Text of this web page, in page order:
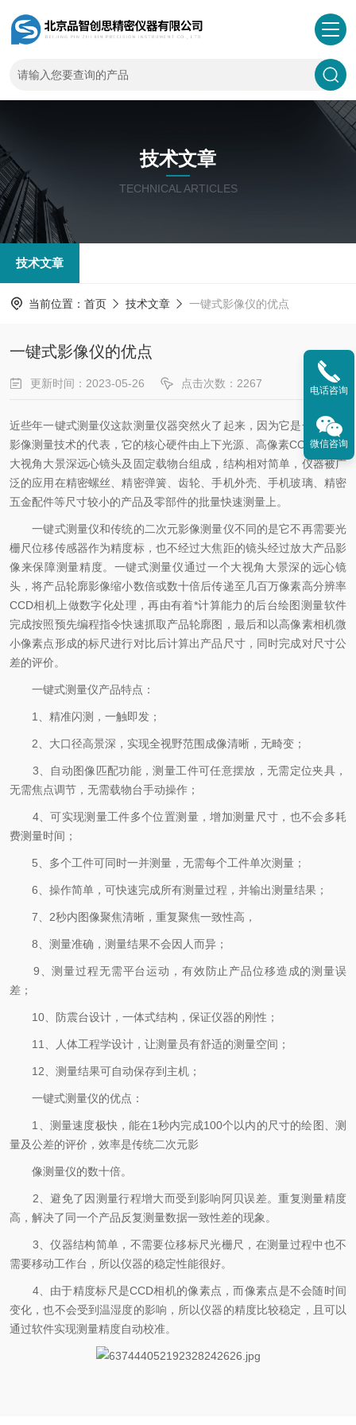
技术文章
TECHNICAL ARTICLES
技术文章
当前位置： 首页 技术文章 一键式影像仪的优点
一键式影像仪的优点
更新时间：2023-05-26 点击次数：2267
近些年一键式测量仪这款测量仪器突然火了起来，因为它是一种新型
影像测量技术的代表，它的核心硬件由上下光源、高像素CCD相机、
大视角大景深远心镜头及固定载物台组成，结构相对简单，仪器被广
泛的应用在精密螺丝、精密弹簧、齿轮、手机外壳、手机玻璃、精密
五金配件等尺寸较小的产品及零部件的批量快速测量上。
一键式测量仪和传统的二次元影像测量仪不同的是它不再需要光
栅尺位移传感器作为精度标，也不经过大焦距的镜头经过放大产品影
像来保障测量精度。一键式测量仪通过一个大视角大景深的远心镜
头，将产品轮廓影像缩小数倍或数十倍后传递至几百万像素高分辨率
CCD相机上做数字化处理，再由有着*计算能力的后台绘图测量软件
完成按照预先编程指令快速抓取产品轮廓图，最后和以高像素相机微
小像素点形成的标尺进行对比后计算出产品尺寸，同时完成对尺寸公
差的评价。
一键式测量仪产品特点：
1、精准闪测，一触即发；
2、大口径高景深，实现全视野范围成像清晰，无畸变；
3、自动图像匹配功能，测量工件可任意摆放，无需定位夹具，
无需焦点调节，无需载物台手动操作；
4、可实现测量工件多个位置测量，增加测量尺寸，也不会多耗
费测量时间；
5、多个工件可同时一并测量，无需每个工件单次测量；
6、操作简单，可快速完成所有测量过程，并输出测量结果；
7、2秒内图像聚焦清晰，重复聚焦一致性高，
8、测量准确，测量结果不会因人而异；
9、测量过程无需平台运动，有效防止产品位移造成的测量误
差；
10、防震台设计，一体式结构，保证仪器的刚性；
11、人体工程学设计，让测量员有舒适的测量空间；
12、测量结果可自动保存到主机；
一键式测量仪的优点：
1、测量速度极快，能在1秒内完成100个以内的尺寸的绘图、测
量及公差的评价，效率是传统二次元影
像测量仪的数十倍。
2、避免了因测量行程增大而受到影响阿贝误差。重复测量精度
高，解决了同一个产品反复测量数据一致性差的现象。
3、仪器结构简单，不需要位移标尺光栅尺，在测量过程中也不
需要移动工作台，所以仪器的稳定性能很好。
4、由于精度标尺是CCD相机的像素点，而像素点是不会随时间
变化，也不会受到温湿度的影响，所以仪器的精度比较稳定，且可以
通过软件实现测量精度自动校准。
电话咨询
微信咨询